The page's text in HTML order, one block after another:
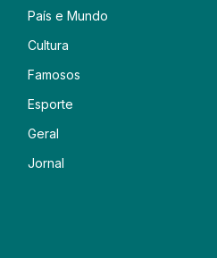
País e Mundo
Cultura
Famosos
Esporte
Geral
Jornal